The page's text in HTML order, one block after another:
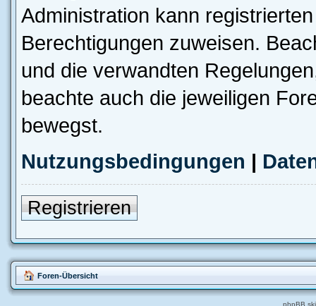
Administration kann
Berechtigungen zuweisen.
und die verwandten
beachte auch die jeweiligen
bewegst.
Nutzungsbedingungen |
Registrieren
Foren-Übersicht
phpBB